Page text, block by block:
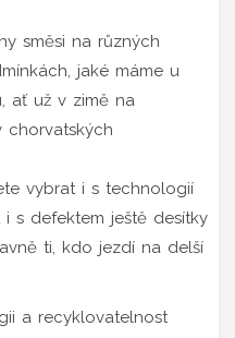
směsi na různých
jaké máme u
ať už v zimě na
chorvatských
vybrat i s technologií
s defektem ještě desítky
ti, kdo jezdí na delší
a recyklovatelnost